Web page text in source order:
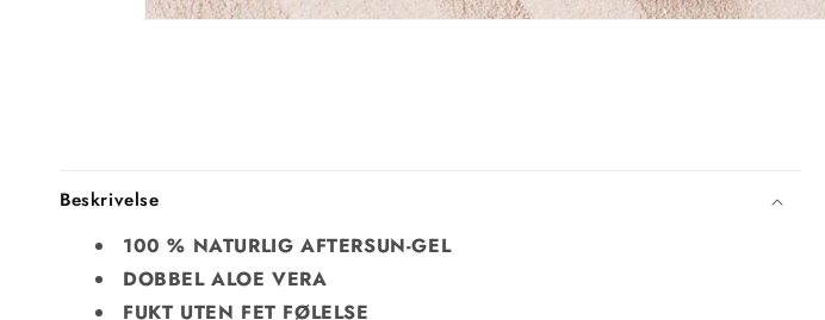
Beskrivelse
100 % NATURLIG AFTERSUN-GEL
DOBBEL ALOE VERA
FUKT UTEN FET FØLELSE